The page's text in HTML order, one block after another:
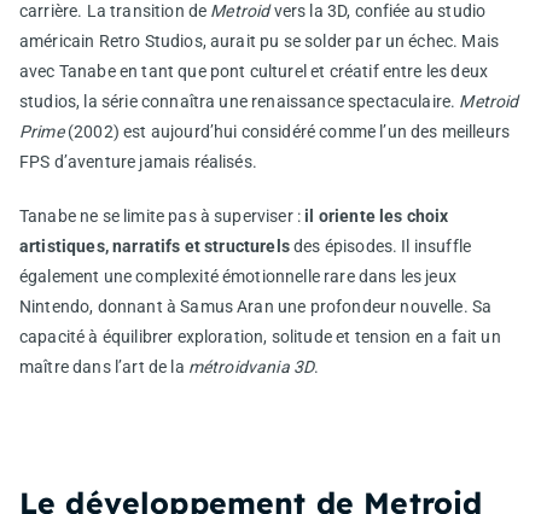
carrière. La transition de Metroidvers la 3D, confiée au studio
américain Retro Studios, aurait pu se solder par un échec. Mais
avec Tanabe en tant que pont culturel et créatif entre les deux
studios, la série connaîtra une renaissance spectaculaire. Metroid
Prime(2002) est aujourd’hui considéré comme l’un des meilleurs
FPS d’aventure jamais réalisés.
Tanabe ne se limite pas à superviser :il oriente les choix
artistiques, narratifs et structurelsdes épisodes. Il insuffle
également une complexité émotionnelle rare dans les jeux
Nintendo, donnant à Samus Aran une profondeur nouvelle. Sa
capacité à équilibrer exploration, solitude et tension en a fait un
maître dans l’art de la métroidvania 3D.
Le développement de Metroid